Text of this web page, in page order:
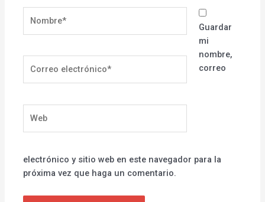
electrónico*
Guardar
mi
nombre,
correo
electrónico y sitio web en este navegador para la
próxima vez que haga un comentario.